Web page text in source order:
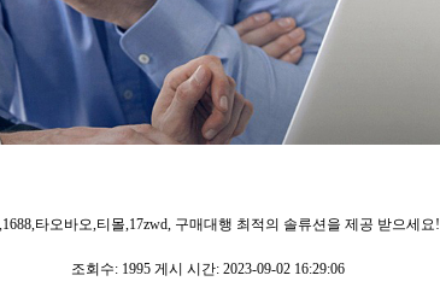
타오바오,티몰,17zwd, 구매대행 최적의 솔류션을 제공 받으세요!
조회수: 1995 게시 시간: 2023-09-02 16:29:06